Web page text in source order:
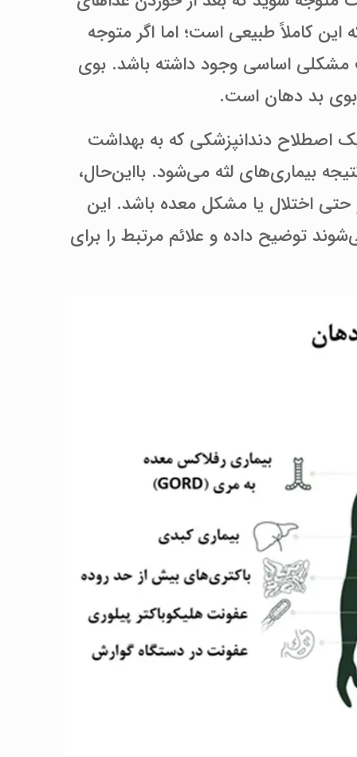
کاملاً طبیعی است؛ اما اگر متوجه
اساسی وجود داشته باشد. بوی
بوی بد دهان است.
اصطلاح دندانپزشکی که به بهداشت
بیماری‌های لثه می‌شود. بااین‌حال،
اختلال یا مشکل معده باشد. این
توضیح داده و علائم مرتبط را برای